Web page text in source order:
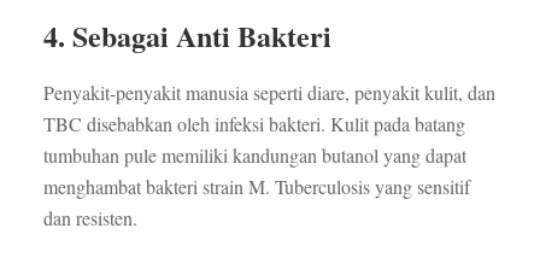
4. Sebagai Anti Bakteri
Penyakit-penyakit manusia seperti diare, penyakit kulit, dan
TBC disebabkan oleh infeksi bakteri. Kulit pada batang
tumbuhan pule memiliki kandungan butanol yang dapat
menghambat bakteri strain M. Tuberculosis yang sensitif
dan resisten.